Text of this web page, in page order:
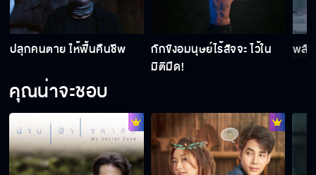
ปลุกคนตาย ให้ฟื้นคืนชีพ
กักขังอมนุษย์ไร้สัจจะ ไว้ใน
มิติมืด!
พลั
คุณน่าจะชอบ